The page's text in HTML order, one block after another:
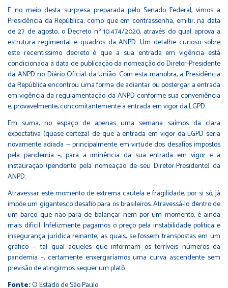
E no meio desta surpresa preparada pelo Senado Federal, vimos a
Presidência da República, como que em contrassenha, emitir, na data
de 27 de agosto, o Decreto nº 10.474/2020, através do qual aprova a
estrutura regimental e quadros da ANPD. Um detalhe curioso sobre
este recentíssimo decreto é que a sua entrada em vigência está
condicionada à data de publicação da nomeação do Diretor-Presidente
da ANPD no Diário Oficial da União. Com esta manobra, a Presidência
da República encontrou uma forma de adiantar ou postergar a entrada
em vigência da regulamentação da ANPD conforme sua conveniência
e, provavelmente, concomitantemente à entrada em vigor da LGPD.
Em suma, no espaço de apenas uma semana saímos da clara
expectativa (quase certeza) de que a entrada em vigor da LGPD seria
novamente adiada — principalmente em virtude dos desafios impostos
pela pandemia –, para a iminência da sua entrada em vigor e a
instauração (pendente pela nomeação de seu Diretor-Presidente) da
ANPD.
Atravessar este momento de extrema cautela e fragilidade, por si só, já
impõe um gigantesco desafio para os brasileiros. Atravessá-lo dentro de
um barco que não para de balançar nem por um momento, é ainda
mais difícil. Infelizmente pagamos o preço pela instabilidade política e
insegurança jurídica reinante, as quais, se fossem transpostas em um
gráfico — tal qual aqueles que informam os terríveis números da
pandemia –, certamente enxergaríamos uma curva ascendente sem
previsão de atingirmos sequer um platô.
Fonte:O Estado de São Paulo